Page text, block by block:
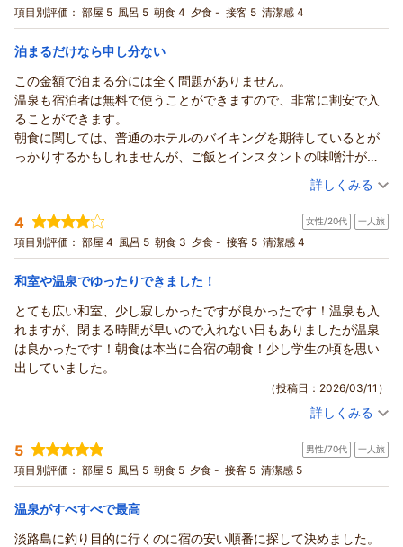
宿泊プラン： 【スペシャルプライス】さらにお得☆アメニティ無し特価プラ
ン☆美肌温泉の利用可（朝食付）
和室 朝のみ
宿泊価格帯： 5,001～6,000円(大人一人あたり/税込)
項目別評価： 部屋 5 風呂 5 朝食 4 夕食 - 接客 5 清潔感 4
泊まるだけなら申し分ない
この金額で泊まる分には全く問題がありません。
温泉も宿泊者は無料で使うことができますので、非常に割安で入
ることができます。
朝食に関しては、普通のホテルのバイキングを期待しているとが
っかりするかもしれませんが、ご飯とインスタントの味噌汁がお
まけでついてくると割り切ってしまえば、全く問題ないんじゃな
また泊まりに行きたいと思います。
（投稿日：2026/03/31）
宿泊時期： 2026年03月宿泊 (家族旅行)
投稿者： TOTOROさん
宿泊プラン： 【スペシャルプライス】さらにお得☆アメニティ無し特価プラ
ン☆美肌温泉の利用可（朝食付）
和室 朝のみ
宿泊価格帯： 3,001～4,000円(大人一人あたり/税込)
詳しくみる
4 女性/20代 一人旅
項目別評価： 部屋 4 風呂 5 朝食 3 夕食 - 接客 5 清潔感 4
和室や温泉でゆったりできました！
とても広い和室、少し寂しかったですが良かったです！温泉も入
れますが、閉まる時間が早いので入れない日もありましたが温泉
は良かったです！朝食は本当に合宿の朝食！少し学生の頃を思い
出していました。
（投稿日：2026/03/11）
投稿者： りさん(女性/20代)
宿泊プラン： 【スペシャルプライス】さらにお得☆アメニティ無し特価プラ
ン☆美肌温泉の利用可（朝食付）
和室 朝のみ
宿泊価格帯： 4,001～5,000円(大人一人あたり/税込)
詳しくみる
5 男性/70代 一人旅
項目別評価： 部屋 5 風呂 5 朝食 5 夕食 - 接客 5 清潔感 5
温泉がすべすべで最高
淡路島に釣り目的に行くのに宿の安い順番に探して決めました。